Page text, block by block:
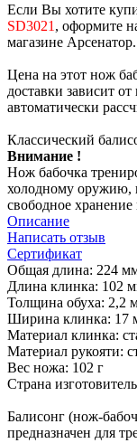
Если Вы хотите
SD3021 , оформите
магазине Арсенатор.
Цена на этот нож
доставки зависит
автоматически
Классический
Внимание !
Нож бабочка
холодному оружию,
свободное
Описание
Написать отзыв
Сертификат
Общая длина: 224
Длина клинка: 102
Толщина обуха: 2,2
Ширина клинка: 17
Материал клинка:
Материал рукояти:
Вес ножа: 102 г
Страна
Балисонг (нож-
предназначен для